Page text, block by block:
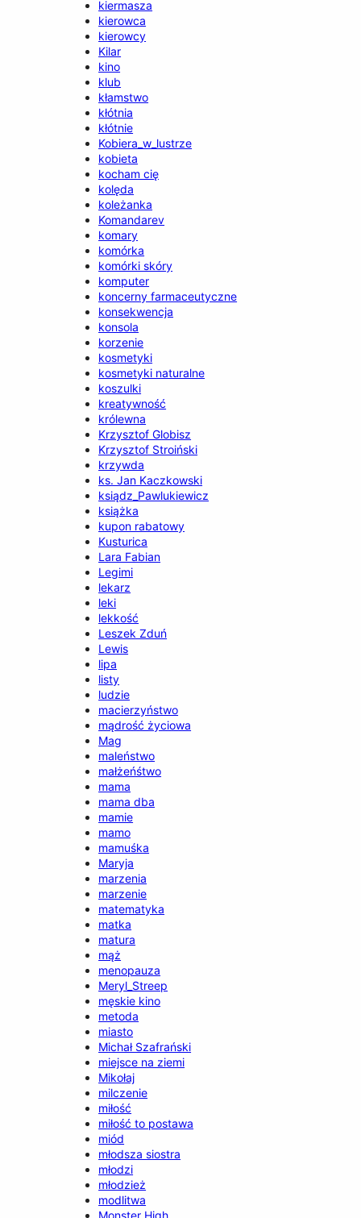
kiermasza
kierowca
kierowcy
Kilar
kino
klub
kłamstwo
kłótnia
kłótnie
Kobiera_w_lustrze
kobieta
kocham cię
kolęda
koleżanka
Komandarev
komary
komórka
komórki skóry
komputer
koncerny farmaceutyczne
konsekwencja
konsola
korzenie
kosmetyki
kosmetyki naturalne
koszulki
kreatywność
królewna
Krzysztof Globisz
Krzysztof Stroiński
krzywda
ks. Jan Kaczkowski
ksiądz_Pawlukiewicz
książka
kupon rabatowy
Kusturica
Lara Fabian
Legimi
lekarz
leki
lekkość
Leszek Zduń
Lewis
lipa
listy
ludzie
macierzyństwo
mądrość życiowa
Mag
maleństwo
małżeńśtwo
mama
mama dba
mamie
mamo
mamuśka
Maryja
marzenia
marzenie
matematyka
matka
matura
mąż
menopauza
Meryl_Streep
męskie kino
metoda
miasto
Michał Szafrański
miejsce na ziemi
Mikołaj
milczenie
miłość
miłość to postawa
miód
młodsza siostra
młodzi
młodzież
modlitwa
Monster High